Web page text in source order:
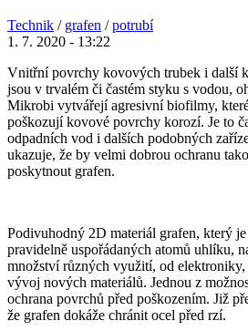
Technik / grafen /potrubí
1. 7. 2020 - 13:22
Vnitřní povrchy kovových trubek i další
jsou v trvalém či častém styku s vodou,
Mikrobi vytvářejí agresivní biofilmy,
poškozují kovové povrchy korozí. Je to
odpadních vod i dalších podobných
ukazuje, že by velmi dobrou ochranu
poskytnout grafen.
Podivuhodný 2D materiál grafen, který
pravidelně uspořádaných atomů uhlíku,
množství různých využití, od
vývoj nových materiálů. Jednou z
ochrana povrchů před poškozením. Již
že grafen dokáže chránit ocel před rzí.